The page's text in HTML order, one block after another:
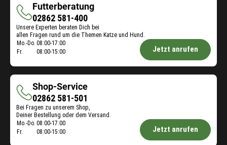
Futterberatung
Futterberatung
02862 581-400
Unsere Experten beraten Dich bei
allen Fragen rund um die Themen Katze und Hund.
Öffnungszeiten
Futterberatung:
Mo.-Do. 08:00-17:00
Fr.
08:00-15:00 Jetzt anrufen
Shop-Service
Shop-
Service
02862 581-501
Bei Fragen zu unserem Shop,
Deiner Bestellung oder dem Versand.
Öffnungszeiten
Shop-
Mo.-Do. 08:00-17:00
Fr.
08:00-15:00 Jetzt anrufen